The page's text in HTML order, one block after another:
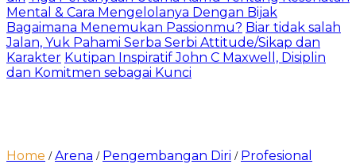
Mental & Cara Mengelolanya Dengan Bijak
Bagaimana Menemukan Passionmu? Biar tidak salah
Jalan, Yuk Pahami Serba Serbi Attitude/Sikap dan
Karakter Kutipan Inspiratif John C Maxwell, Disiplin
dan Komitmen sebagai Kunci
Home /Arena / Pengembangan Diri / Profesional